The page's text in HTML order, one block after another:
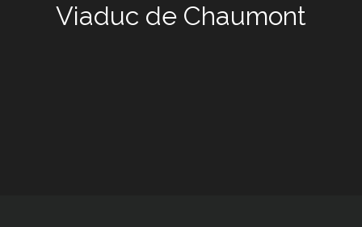
Viaduc de Chaumont